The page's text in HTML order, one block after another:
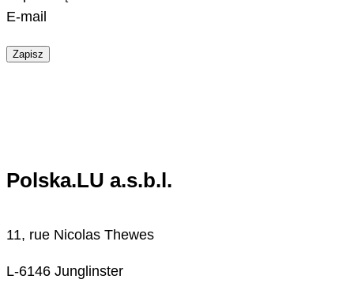
E-mail
Zapisz
Polska.LU a.s.b.l.
11, rue Nicolas Thewes
L-6146 Junglinster